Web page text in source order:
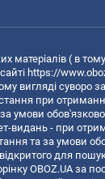
матеріалів ( в
https://
вигляді суворо
при
умови
видань - при
та за умови
для
OBOZ.UA за